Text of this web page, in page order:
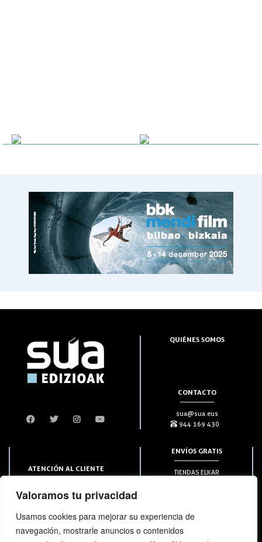
Valoramos tu privacidad
Usamos cookies para mejorar su experiencia de
navegación, mostrarle anuncios o contenidos
QUIÉNES SOMOS
CONTACTO
sua@sua.eus
944 169 430
ATENCIÓN AL CLIENTE
944 169 430
SUSCRIPCIONES
ENVÍOS GRATIS
TIENDAS ELKAR